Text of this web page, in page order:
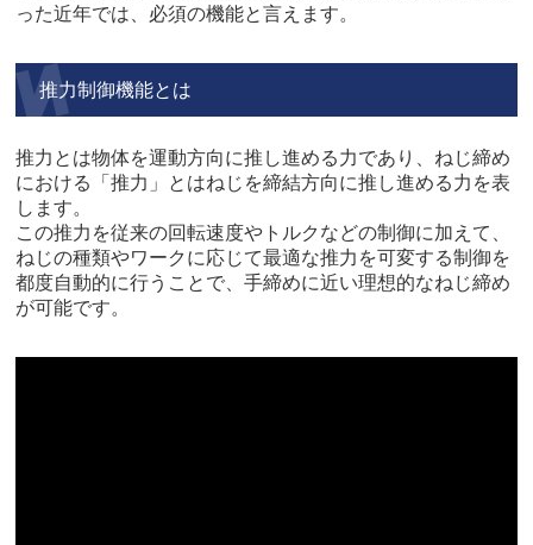
った近年では、必須の機能と言えます。
推力制御機能とは
推力とは物体を運動方向に推し進める力であり、ねじ締め
における「推力」とはねじを締結方向に推し進める力を表
します。
この推力を従来の回転速度やトルクなどの制御に加えて、
ねじの種類やワークに応じて最適な推力を可変する制御を
都度自動的に行うことで、手締めに近い理想的なねじ締め
が可能です。